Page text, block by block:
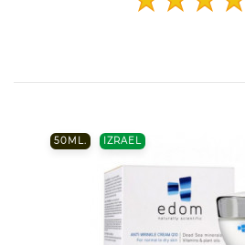
50ML. IZRAEL